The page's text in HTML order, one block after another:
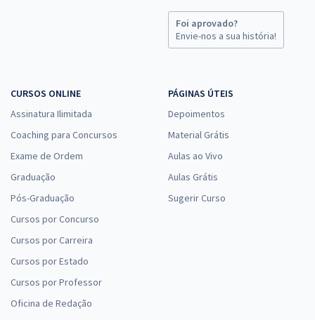
Foi aprovado?
Envie-nos a sua história!
CURSOS ONLINE
Assinatura Ilimitada
Coaching para Concursos
Exame de Ordem
Graduação
Pós-Graduação
Cursos por Concurso
Cursos por Carreira
Cursos por Estado
Cursos por Professor
Oficina de Redação
PÁGINAS ÚTEIS
Depoimentos
Material Grátis
Aulas ao Vivo
Aulas Grátis
Sugerir Curso